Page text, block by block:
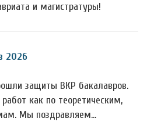
и магистратуры!
2026
защиты ВКР бакалавров.
как по теоретическим,
Мы поздравляем…